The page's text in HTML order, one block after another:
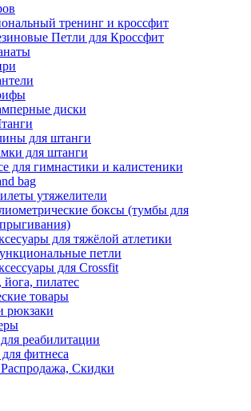
тренинг и кроссфит
Петли для Кроссфит
диски
для штанги
для штанги
для гимнастики и калистеники
bag
утяжелители
боксы (тумбы для
для тяжёлой атлетики
петли
для Crossfit
пилатес
товары
рюкзаки
реабилитации
фитнеса
Скидки